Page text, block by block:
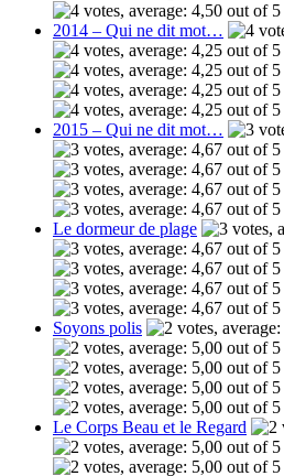
2014 – Qui ne dit mot…
2015 – Qui ne dit mot…
Le dormeur de plage
Soyons polis
Le Corps Beau et le Regard